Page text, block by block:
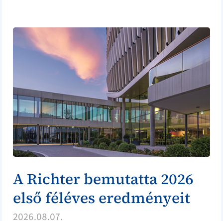
A Richter bemutatta 2026
első féléves eredményeit
2026.08.07.